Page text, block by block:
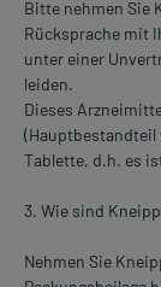
Bitte nehmen Sie
Rücksprache mit
unter einer
leiden.
Dieses
(Hauptbestandteil
Tablette, d.h. es
3. Wie sind
Nehmen Sie